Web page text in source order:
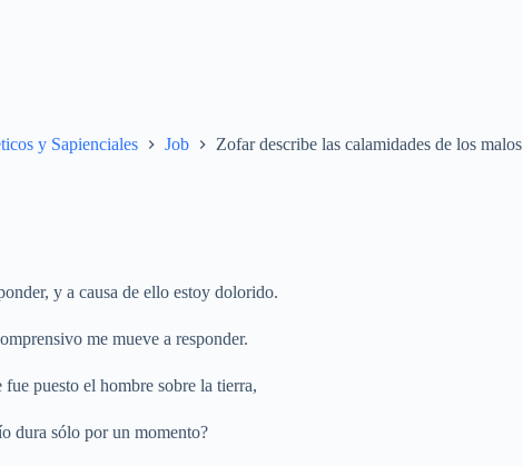
y Sapienciales Job Zofar describe las calamidades de los malos
y a causa de ello estoy dolorido.
me mueve a responder.
fue puesto el hombre sobre la tierra,
dura sólo por un momento?